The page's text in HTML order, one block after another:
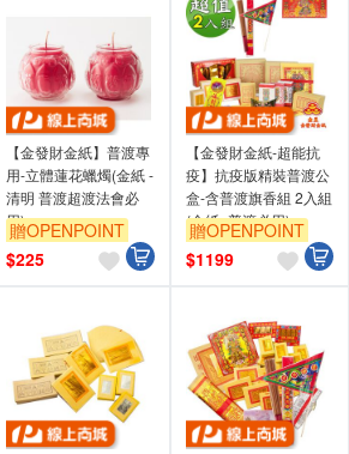
【金發財金紙】普渡專
用-立體蓮花蠟燭(金紙 -
清明 普渡超渡法會必
用)
贈OPENPOINT
$225
【金發財金紙-超能抗
疫】抗疫版精裝普渡公
盒-含普渡旗香組 2入組
(金紙 -普渡必用)
贈OPENPOINT
$1199